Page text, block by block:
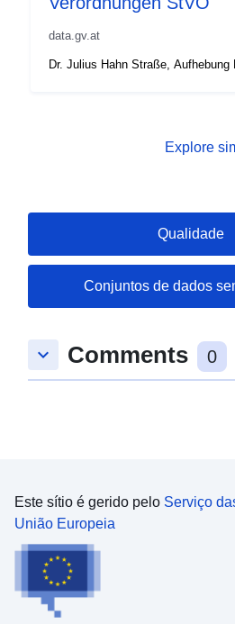
data.gv.at
Dr. Julius Hahn Straße, Aufhebung
Explore
Qualidade
Conjuntos de dados
keyboard_arrow_down Comments 0
Este sítio é gerido pelo Serviço
União Europeia